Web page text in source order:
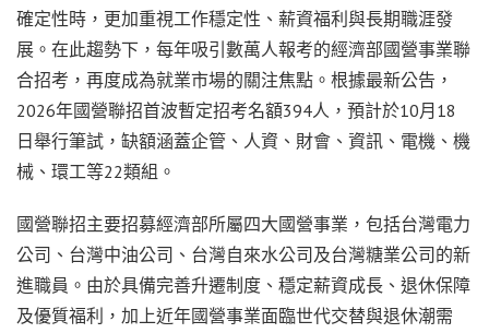
確定性時，更加重視工作穩定性、薪資福利與長期職涯發
展。在此趨勢下，每年吸引數萬人報考的經濟部國營事業聯
合招考，再度成為就業市場的關注焦點。根據最新公告，
2026年國營聯招首波暫定招考名額394人，預計於10月18
日舉行筆試，缺額涵蓋企管、人資、財會、資訊、電機、機
械、環工等22類組。
國營聯招主要招募經濟部所屬四大國營事業，包括台灣電力
公司、台灣中油公司、台灣自來水公司及台灣糖業公司的新
進職員。由於具備完善升遷制度、穩定薪資成長、退休保障
及優質福利，加上近年國營事業面臨世代交替與退休潮需